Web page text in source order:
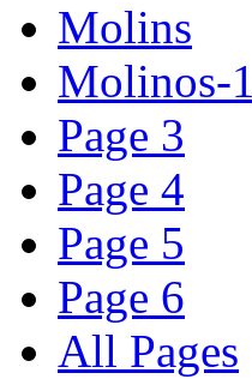
Molins
Molinos-1
Page 3
Page 4
Page 5
Page 6
All Pages